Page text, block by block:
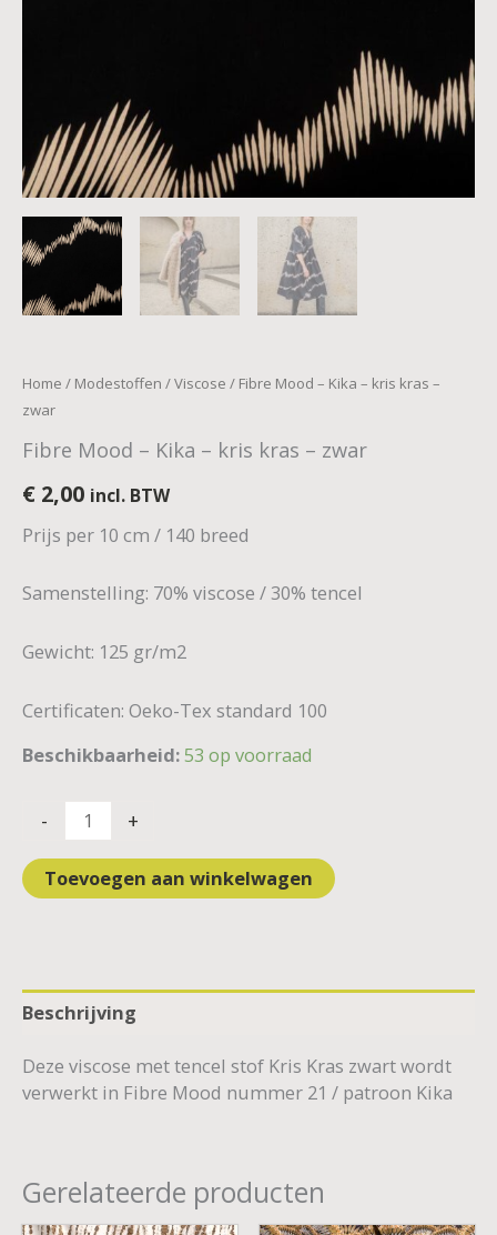
Home / Modestoffen /Viscose / Fibre Mood – Kika – kris kras –
zwar
Fibre Mood – Kika – kris kras – zwar
€ 2,00 incl. BTW
Prijs per 10 cm / 140 breed
Samenstelling: 70% viscose / 30% tencel
Gewicht: 125 gr/m2
Certificaten: Oeko-Tex standard 100
Beschikbaarheid:53 op voorraad
- +
Toevoegen aan winkelwagen
Beschrijving
Deze viscose met tencel stof Kris Kras zwart wordt
verwerkt in Fibre Mood nummer 21 / patroon Kika
Gerelateerde producten